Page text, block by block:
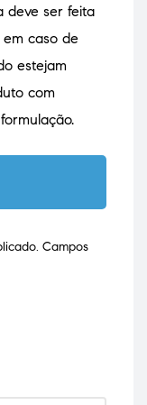
deve ser feita
caso de
estejam
com
Campos